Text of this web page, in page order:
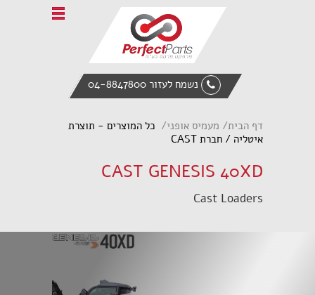
Home
ציוד הנדסי
Italiano
נשמח לעזור 04-8847800
דף הבית מעמיס אופני
כל המוצרים - תוצרת
איטליה / חברת CAST
CAST GENESIS 40XD
Cast Loaders